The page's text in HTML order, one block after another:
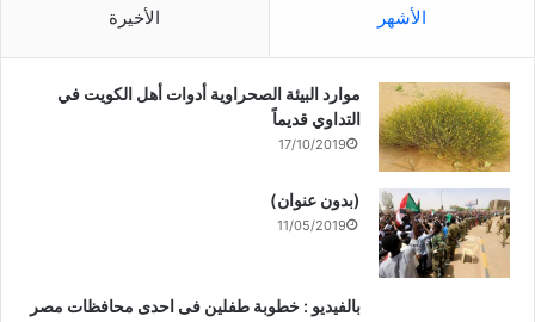
الأشهر الأخيرة
موارد البيئة الصحراوية أدوات أهل الكويت في
التداوي قديماً
17/10/2019
(بدون عنوان)
11/05/2019
بالفيديو : خطوبة طفلين فى احدى محافظات مصر